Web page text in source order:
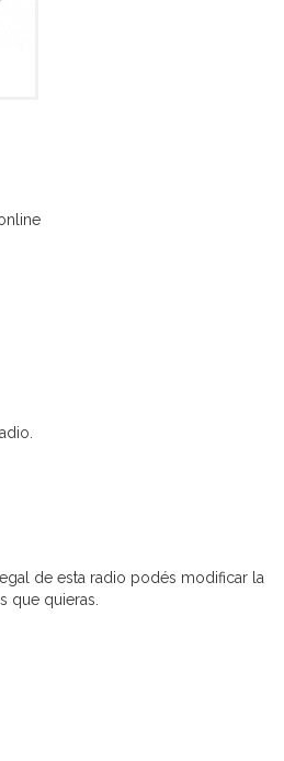
de esta radio podés modificar la
que quieras.